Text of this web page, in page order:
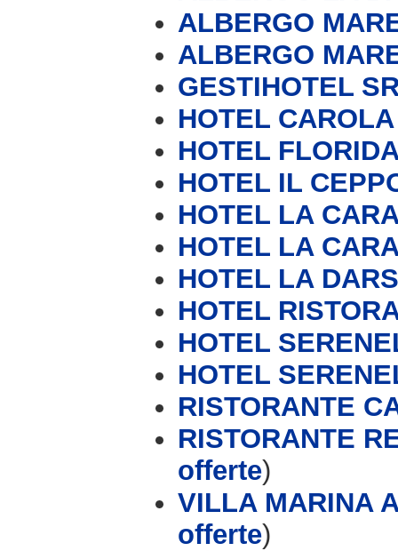
ALBERGO
ALBERGO
GESTIHOTEL
HOTEL
HOTEL
HOTEL IL
HOTEL LA
HOTEL LA
HOTEL LA
HOTEL
HOTEL
HOTEL
RISTORANTE
RISTORANTE
offerte)
VILLA MARINA
offerte)